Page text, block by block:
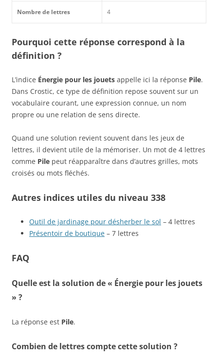
Nombre de lettres 4
Pourquoi cette réponse correspond à la
définition ?
L’indice Énergie pour les jouets appelle ici la réponse Pile.
Dans Crostic, ce type de définition repose souvent sur un
vocabulaire courant, une expression connue, un nom
propre ou une relation de sens directe.
Quand une solution revient souvent dans les jeux de
lettres, il devient utile de la mémoriser. Un mot de 4 lettres
comme Pile peut réapparaître dans d’autres grilles, mots
croisés ou mots fléchés.
Autres indices utiles du niveau 338
Outil de jardinage pour désherber le sol – 4 lettres
Présentoir de boutique – 7 lettres
FAQ
Quelle est la solution de « Énergie pour les jouets
» ?
La réponse est Pile.
Combien de lettres compte cette solution ?